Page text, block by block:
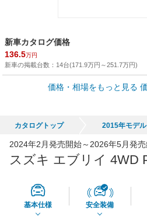
新車カタログ価格
136.5万円
新車の掲載台数： 14台(171.9万円 ～251.7万円)
車買取価格 *
45,550円
価格・相場をもっと見る
カタログトップ 2015年モデル
2024年2月発売開始～2026年5月発売
スズキ エブリイ 4WD
基本仕様 安全装備